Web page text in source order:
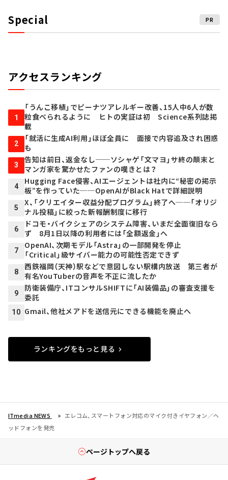
Special PR
アクセスランキング
1
「うんこ移植」でピーナツアレルギー改善、15人中6人が数
粒食べられるように ヒトの実証は初 Science系列誌掲
載
2
「就活に生成AI利用」ほぼ全員に 面接で内容追及され困惑
も
3
告知は前日、返金なし──ソシャゲ「文マヨ」サ終の顛末と
マンガ家を驚かせたファンの嘆きとは？
4
Hugging Face侵害、AIエージェントは社内に“秘密の掲示
板”を作っていた──OpenAIがBlack Hatで詳細説明
5
X、「クリエイター収益分配プログラム」終了へ──「オリジ
ナル投稿」に絞った新報酬制度に移行
6
ドコモ・バイクシェアのシステム障害、いまだ全面復旧なら
ず 8月1日以降の利用者には「全額返金」へ
7
OpenAI、次期モデル「Astra」の一部開発を停止
「Critical」級サイバー能力の可能性否定できず
8
西鉄福岡（天神）駅などで意図しない駅構内放送 第三者が
有名YouTuberの音声を不正に流したか
9
防衛装備庁、ITコンサルSHIFTに「AI装備品」の審査支援を
委託
10 Gmail、他社メアドを送信元にできる機能を廃止へ
ランキングをもっと見る
ITmedia NEWS
エレコム、スマートフォン対応のマイク付きイヤフォン／ヘ
ッドフォンを発売
ページトップへ戻る